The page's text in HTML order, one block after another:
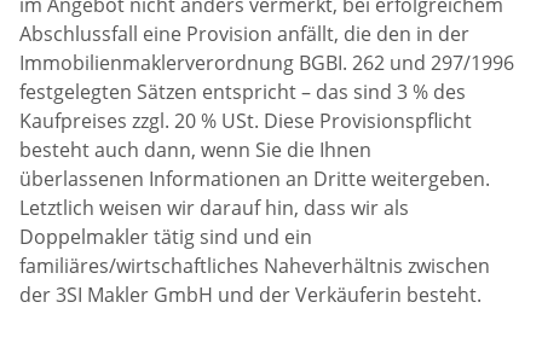
Abschlussfall eine Provision anfällt, die den in der
Immobilienmaklerverordnung BGBI. 262 und 297/1996
festgelegten Sätzen entspricht – das sind 3 % des
Kaufpreises zzgl. 20 % USt. Diese Provisionspflicht
besteht auch dann, wenn Sie die Ihnen
überlassenen Informationen an Dritte weitergeben.
Letztlich weisen wir darauf hin, dass wir als
Doppelmakler tätig sind und ein
familiäres/wirtschaftliches Naheverhältnis zwischen
der 3SI Makler GmbH und der Verkäuferin besteht.